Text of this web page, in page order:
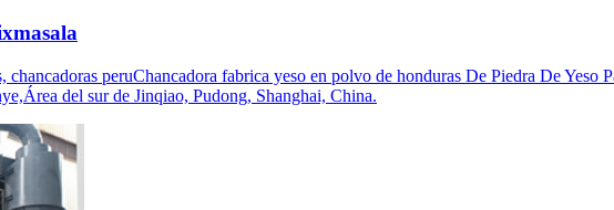
chancadoras peruChancadora fabrica yeso en polvo de honduras De Piedra De
del sur de Jinqiao, Pudong, Shanghai, China.